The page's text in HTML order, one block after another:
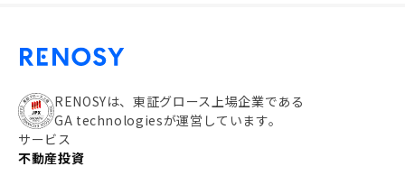
RENOSYは、東証グロース上場企業である
GA technologiesが運営しています。
サービス
不動産投資